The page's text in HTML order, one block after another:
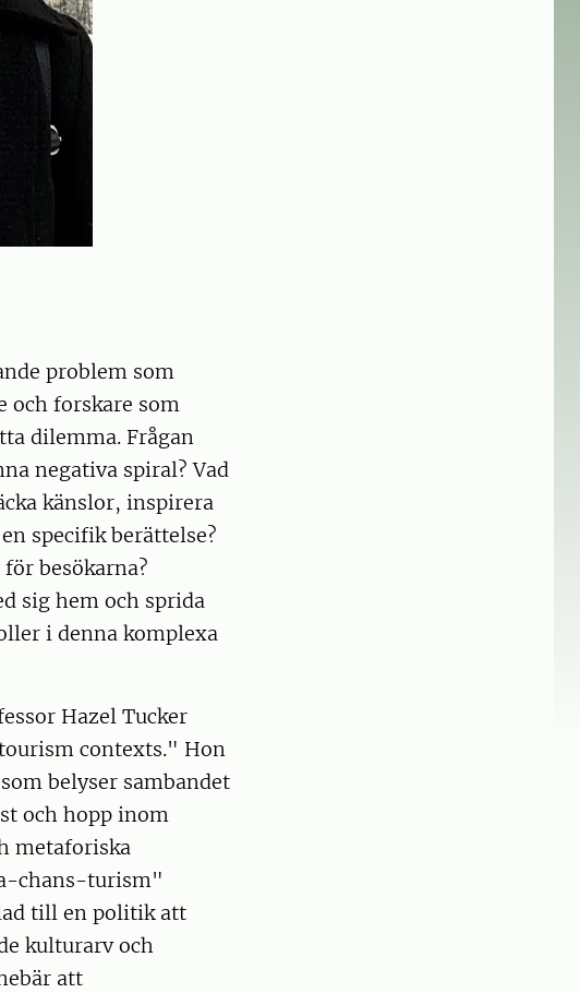
problem som
och forskare som
dilemma. Frågan
negativa spiral? Vad
känslor, inspirera
specifik berättelse?
besökarna?
sig hem och sprida
i denna komplexa
Hazel Tucker
contexts." Hon
belyser sambandet
och hopp inom
metaforiska
chans-turism"
till en politik att
kulturarv och
att